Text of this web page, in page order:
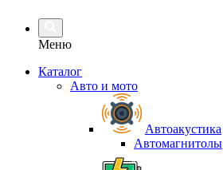
Меню
Каталог
Авто и мото
Автоакустика
Автомагнитолы